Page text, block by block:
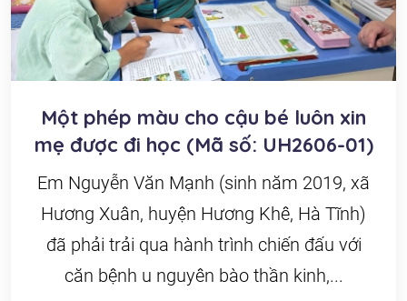
Một phép màu cho cậu bé luôn xin
mẹ được đi học (Mã số: UH2606-01)
Em Nguyễn Văn Mạnh (sinh năm 2019, xã
Hương Xuân, huyện Hương Khê, Hà Tĩnh)
đã phải trải qua hành trình chiến đấu với
căn bệnh u nguyên bào thần kinh,...